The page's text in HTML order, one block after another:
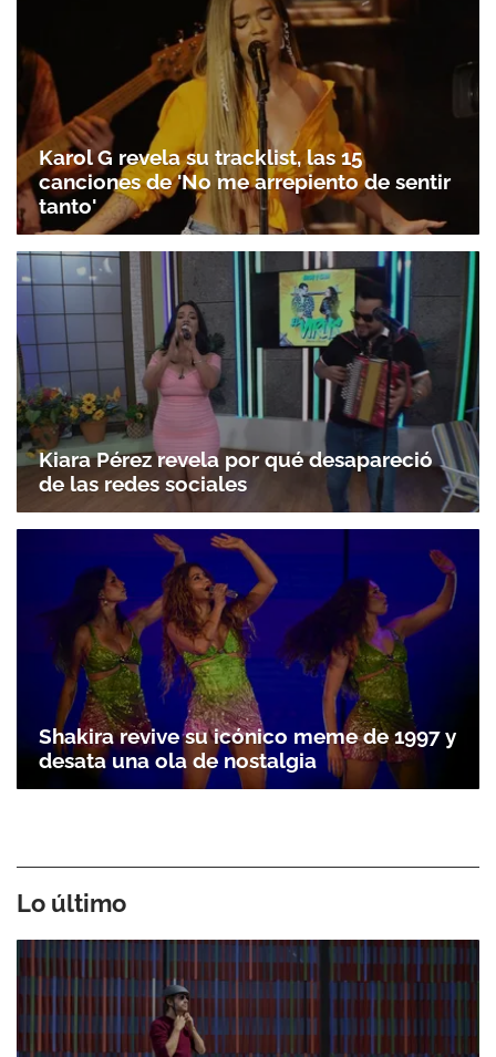
Karol G revela su tracklist, las 15
canciones de 'No me arrepiento de sentir
tanto'
Kiara Pérez revela por qué desapareció
de las redes sociales
Shakira revive su icónico meme de 1997 y
desata una ola de nostalgia
Lo último